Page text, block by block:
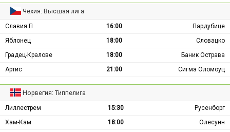
Чехия: Высшая лига
Славия П 16:00
Пардубице
Яблонец
18:00
Словацко
Градец-Кралове
18:00
Баник Острава
Артис
21:00 Сигма Оломоуц
Норвегия: Типпелига
Лиллестрем 15:30
Русенборг
Хам-Кам
18:00
Олесунн